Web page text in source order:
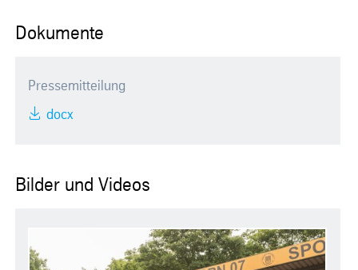
Dokumente
Pressemitteilung
docx
Bilder und Videos